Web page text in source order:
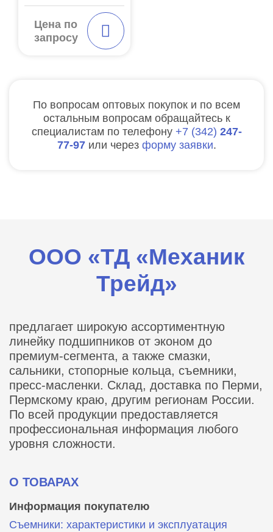
Цена по
запросу
По вопросам оптовых покупок и по всем
остальным вопросам обращайтесь к
специалистам по телефону
7 342 247-
77-97 или через форму заявки.
ООО «ТД «Механик
Трейд»
предлагает широкую ассортиментную
линейку подшипников от эконом до
премиум-сегмента, а также смазки,
сальники, стопорные кольца, съемники,
пресс-масленки. Склад, доставка по Перми,
Пермскому краю, другим регионам России.
По всей продукции предоставляется
профессиональная информация любого
уровня сложности.
О ТОВАРАХ
Информация покупателю
Съемники: характеристики и эксплуатация